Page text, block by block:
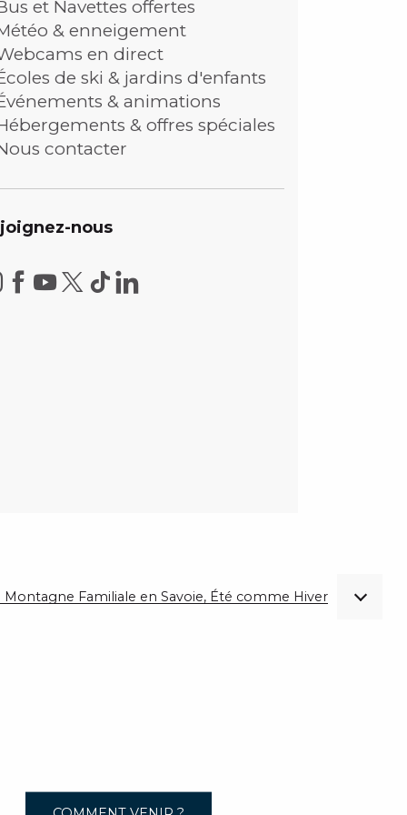
et Navettes offertes
& enneigement
en direct
de ski & jardins d'enfants
& animations
& offres spéciales
contacter
nous
Montagne Familiale en Savoie, Été comme Hiver